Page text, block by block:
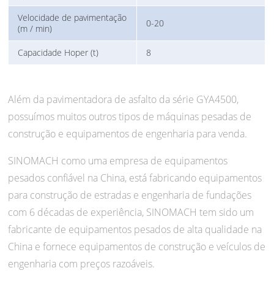
Velocidade de pavimentação
(m / min)
0-20
Capacidade Hoper (t) 8
Além da pavimentadora de asfalto da série GYA4500,
possuímos muitos outros tipos de máquinas pesadas de
construção e equipamentos de engenharia para venda.
SINOMACH como uma empresa de equipamentos
pesados confiável na China, está fabricando equipamentos
para construção de estradas e engenharia de fundações
com 6 décadas de experiência, SINOMACH tem sido um
fabricante de equipamentos pesados de alta qualidade na
China e fornece equipamentos de construção e veículos de
engenharia com preços razoáveis.